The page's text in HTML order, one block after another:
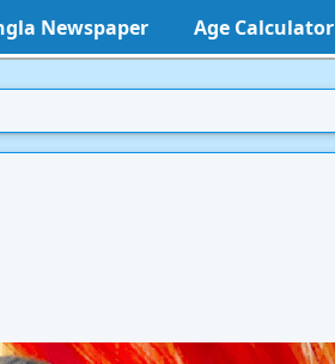
Newspaper Age Calculator